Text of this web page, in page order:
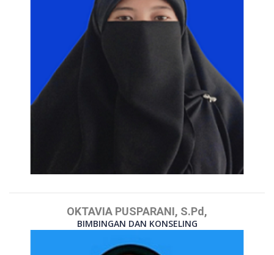
OKTAVIA PUSPARANI, S.Pd,
BIMBINGAN DAN KONSELING